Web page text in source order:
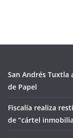
San Andrés Tuxtla
de Papel
Fiscalía realiza
de “cártel